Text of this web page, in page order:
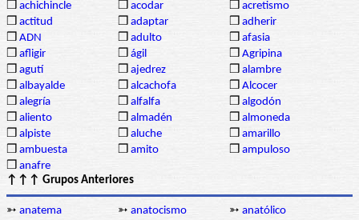
❒ achichincle ❒ acodar ❒ acretismo
❒ actitud ❒ adaptar ❒ adherir
❒ ADN ❒ adulto ❒ afasia
❒ afligir ❒ ágil ❒ Agripina
❒ agutí ❒ ajedrez ❒ alambre
❒ albayalde ❒ alcachofa ❒ Alcocer
❒ alegría ❒ alfalfa ❒ algodón
❒ aliento ❒ almadén ❒ almoneda
❒ alpiste ❒ aluche ❒ amarillo
❒ ambuesta ❒ amito ❒ ampuloso
❒ anafre
↑↑↑ Grupos Anteriores
➳ anatema ➳ anatocismo ➳ anatólico